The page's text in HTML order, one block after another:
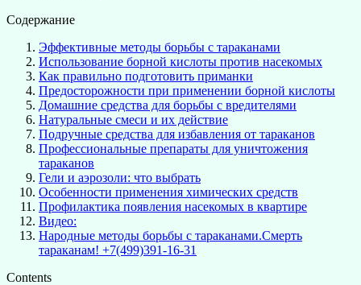
Содержание
Эффективные методы борьбы с тараканами
Использование борной кислоты против насекомых
Как правильно подготовить приманки
Предосторожности при применении борной кислоты
Домашние средства для борьбы с вредителями
Натуральные смеси и их действие
Подручные средства для избавления от тараканов
Профессиональные препараты для уничтожения
тараканов
Гели и аэрозоли: что выбрать
Особенности применения химических средств
Профилактика появления насекомых в квартире
Видео:
Народные методы борьбы с тараканами.Смерть
тараканам! +7(499)391-16-31
Contents